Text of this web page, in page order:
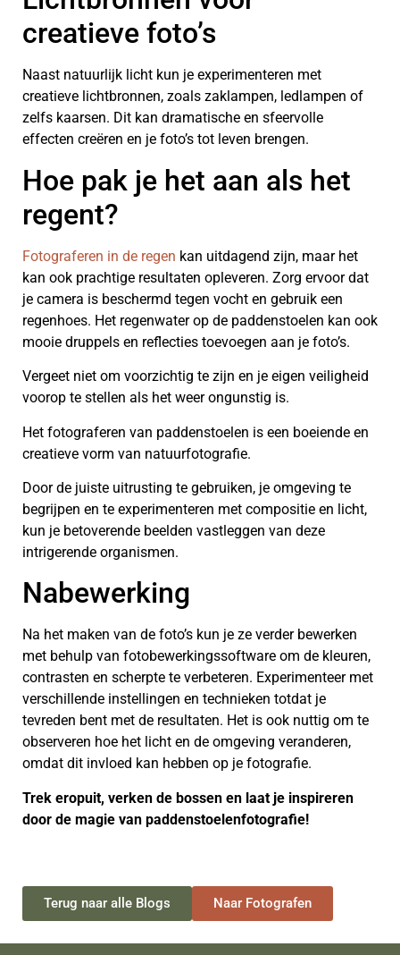
creatieve foto’s
Naast natuurlijk licht kun je experimenteren met
creatieve lichtbronnen, zoals zaklampen, ledlampen of
zelfs kaarsen. Dit kan dramatische en sfeervolle
effecten creëren en je foto’s tot leven brengen.
Hoe pak je het aan als het
regent?
Fotograferen in de regen kan uitdagend zijn, maar het
kan ook prachtige resultaten opleveren. Zorg ervoor dat
je camera is beschermd tegen vocht en gebruik een
regenhoes. Het regenwater op de paddenstoelen kan ook
mooie druppels en reflecties toevoegen aan je foto’s.
Vergeet niet om voorzichtig te zijn en je eigen veiligheid
voorop te stellen als het weer ongunstig is.
Het fotograferen van paddenstoelen is een boeiende en
creatieve vorm van natuurfotografie.
Door de juiste uitrusting te gebruiken, je omgeving te
begrijpen en te experimenteren met compositie en licht,
kun je betoverende beelden vastleggen van deze
intrigerende organismen.
Nabewerking
Na het maken van de foto’s kun je ze verder bewerken
met behulp van fotobewerkingssoftware om de kleuren,
contrasten en scherpte te verbeteren. Experimenteer met
verschillende instellingen en technieken totdat je
tevreden bent met de resultaten. Het is ook nuttig om te
observeren hoe het licht en de omgeving veranderen,
omdat dit invloed kan hebben op je fotografie.
Trek eropuit, verken de bossen en laat je inspireren
door de magie van paddenstoelenfotografie!
Terug naar alle Blogs Naar Fotografen